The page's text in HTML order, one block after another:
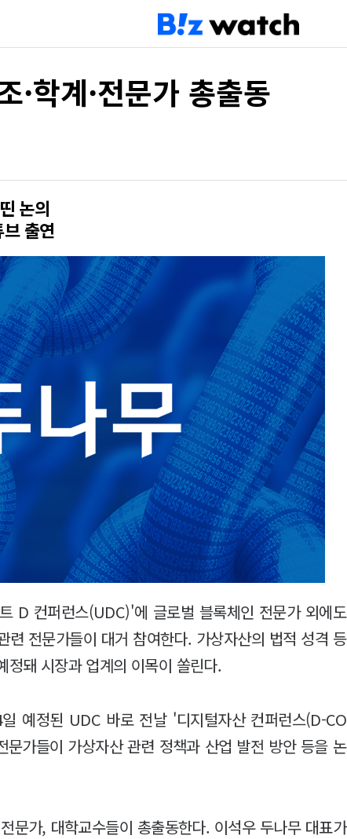
·학계·전문가 총출동
논의
출연
D 컨퍼런스(UDC)'에 글로벌 블록체인 전문가 외에도
련 전문가들이 대거 참여한다. 가상자산의 법적 성격 등
돼 시장과 업계의 이목이 쏠린다.
예정된 UDC 바로 전날 '디지털자산 컨퍼런스(D-CO
가들이 가상자산 관련 정책과 산업 발전 방안 등을 논
문가, 대학교수들이 총출동한다. 이석우 두나무 대표가